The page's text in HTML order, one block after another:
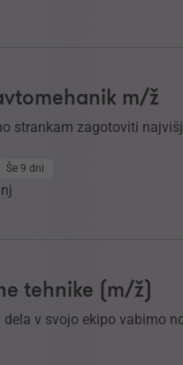
m/ž
strankam zagotoviti
Še 9 dni
tehnike (m/ž)
v svojo ekipo vabimo